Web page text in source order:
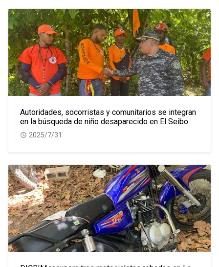
Autoridades, socorristas y comunitarios se integran
en la búsqueda de niño desaparecido en El Seibo
2025/7/31